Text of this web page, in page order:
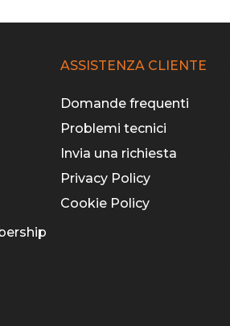
ASSISTENZA CLIENTE
Domande frequenti
Problemi tecnici
Invia una richiesta
Privacy Policy
Cookie Policy